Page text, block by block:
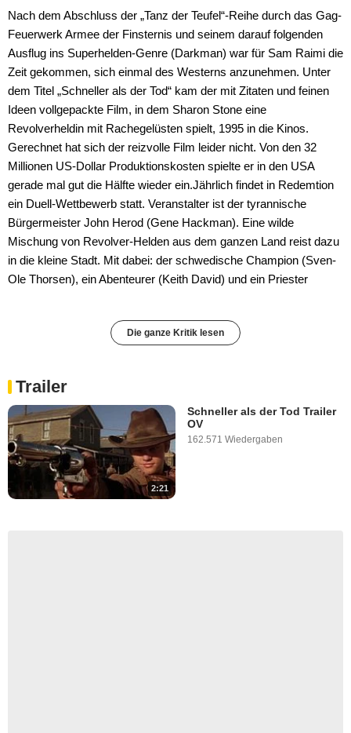
Nach dem Abschluss der „Tanz der Teufel“-Reihe durch das Gag-
Feuerwerk Armee der Finsternis und seinem darauf folgenden
Ausflug ins Superhelden-Genre (Darkman) war für Sam Raimi die
Zeit gekommen, sich einmal des Westerns anzunehmen. Unter
dem Titel „Schneller als der Tod“ kam der mit Zitaten und feinen
Ideen vollgepackte Film, in dem Sharon Stone eine
Revolverheldin mit Rachegelüsten spielt, 1995 in die Kinos.
Gerechnet hat sich der reizvolle Film leider nicht. Von den 32
Millionen US-Dollar Produktionskosten spielte er in den USA
gerade mal gut die Hälfte wieder ein.Jährlich findet in Redemtion
ein Duell-Wettbewerb statt. Veranstalter ist der tyrannische
Bürgermeister John Herod (Gene Hackman). Eine wilde
Mischung von Revolver-Helden aus dem ganzen Land reist dazu
in die kleine Stadt. Mit dabei: der schwedische Champion (Sven-
Ole Thorsen), ein Abenteurer (Keith David) und ein Priester
Die ganze Kritik lesen
Trailer
2:21
Schneller als der Tod Trailer
OV
162.571 Wiedergaben